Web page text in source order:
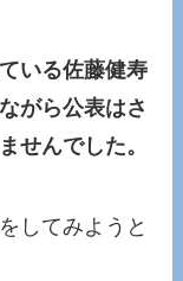
いる佐藤健寿
がら公表はさ
せんでした。
してみようと